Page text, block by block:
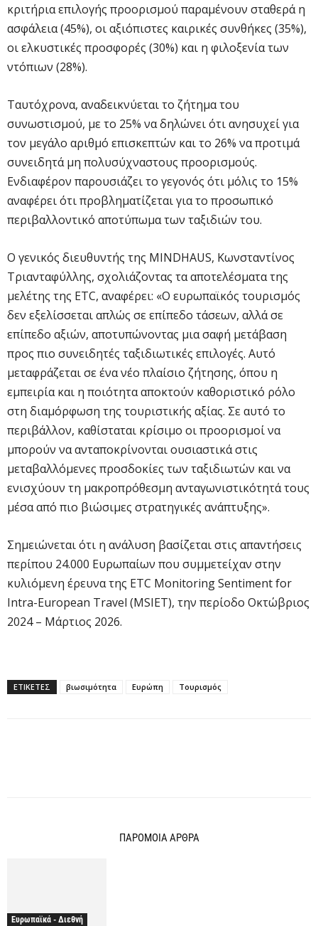
κριτήρια επιλογής προορισμού παραμένουν σταθερά η
ασφάλεια (45%), οι αξιόπιστες καιρικές συνθήκες (35%),
οι ελκυστικές προσφορές (30%) και η φιλοξενία των
ντόπιων (28%).
Ταυτόχρονα, αναδεικνύεται το ζήτημα του
συνωστισμού, με το 25% να δηλώνει ότι ανησυχεί για
τον μεγάλο αριθμό επισκεπτών και το 26% να προτιμά
συνειδητά μη πολυσύχναστους προορισμούς.
Ενδιαφέρον παρουσιάζει το γεγονός ότι μόλις το 15%
αναφέρει ότι προβληματίζεται για το προσωπικό
περιβαλλοντικό αποτύπωμα των ταξιδιών του.
Ο γενικός διευθυντής της MINDHAUS, Κωνσταντίνος
Τριανταφύλλης, σχολιάζοντας τα αποτελέσματα της
μελέτης της ETC, αναφέρει: «Ο ευρωπαϊκός τουρισμός
δεν εξελίσσεται απλώς σε επίπεδο τάσεων, αλλά σε
επίπεδο αξιών, αποτυπώνοντας μια σαφή μετάβαση
προς πιο συνειδητές ταξιδιωτικές επιλογές. Αυτό
μεταφράζεται σε ένα νέο πλαίσιο ζήτησης, όπου η
εμπειρία και η ποιότητα αποκτούν καθοριστικό ρόλο
στη διαμόρφωση της τουριστικής αξίας. Σε αυτό το
περιβάλλον, καθίσταται κρίσιμο οι προορισμοί να
μπορούν να ανταποκρίνονται ουσιαστικά στις
μεταβαλλόμενες προσδοκίες των ταξιδιωτών και να
ενισχύουν τη μακροπρόθεσμη ανταγωνιστικότητά τους
μέσα από πιο βιώσιμες στρατηγικές ανάπτυξης».
Σημειώνεται ότι η ανάλυση βασίζεται στις απαντήσεις
περίπου 24.000 Ευρωπαίων που συμμετείχαν στην
κυλιόμενη έρευνα της ETC Monitoring Sentiment for
Intra-European Travel (MSIET), την περίοδο Οκτώβριος
2024 – Μάρτιος 2026.
ΕΤΙΚΕΤΕΣ βιωσιμότητα Ευρώπη Τουρισμός
ΠΑΡΟΜΟΙΑ ΑΡΘΡΑ
Ευρωπαϊκά - Διεθνή